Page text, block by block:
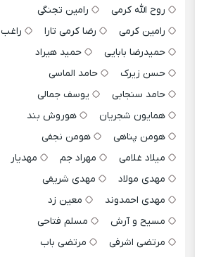
روح الله کرمی
رامین تجنگی
رامین کرمی
رضا کرمی تارا
راغب
حمیدرضا بابایی
حمید هیراد
حسن زیرک
حامد الماسی
حامد سنجابی
یوسف جمالی
همایون شجریان
هوروش بند
هومن پناهی
هومن نجفی
میلاد غلامی
مهراد جم
مهدیار
مهدی مولاد
مهدی شریفی
مهدی احمدوند
معین زد
مسیح و آرش
مسلم فتاحی
مرتضی اشرفی
مرتضی باب